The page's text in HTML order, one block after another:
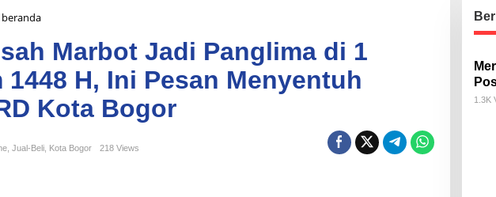
beranda
n
g
a
K
a
Marbot Jadi Panglima di 1
1448 H, Ini Pesan Menyentuh
Kota Bogor
, Jual-Beli, Kota Bogor 218 Views
1.3K